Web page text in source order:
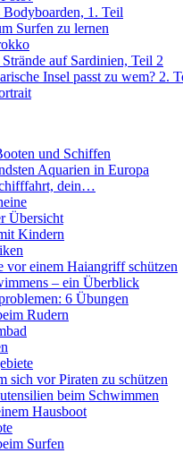
1. Teil
Surfen zu lernen
auf Sardinien, Teil 2
Insel passt zu wem? 2.
und Schiffen
Aquarien in Europa
dein…
Übersicht
Kindern
vor einem Haiangriff schützen
– ein Überblick
6 Übungen
Rudern
sich vor Piraten zu schützen
beim Schwimmen
Hausboot
Surfen